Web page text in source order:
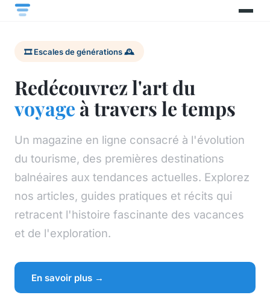
🎞️ Escales de générations 🕰️
Redécouvrez l'art du
voyage à travers le temps
Un magazine en ligne consacré à l'évolution
du tourisme, des premières destinations
balnéaires aux tendances actuelles. Explorez
nos articles, guides pratiques et récits qui
retracent l'histoire fascinante des vacances
et de l'exploration.
En savoir plus →